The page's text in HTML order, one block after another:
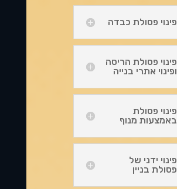
פינוי פסולת כבדה
פינוי פסולת הריסה
ופינוי אתרי בנייה
פינוי פסולת
באמצעות מנוף
פינוי ידני של
פסולת בניין